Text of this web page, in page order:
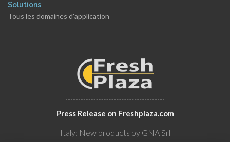
Solutions
Tous les domaines d'application
Press Release on Freshplaza.com
Italy: New products by GNA Srl